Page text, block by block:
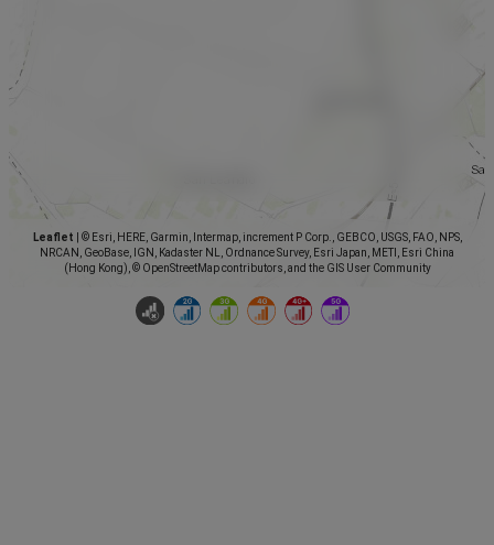
Leaflet
© Esri, HERE, Garmin, Intermap, increment P Corp., GEBCO, USGS, FAO, NPS,
NRCAN, GeoBase, IGN, Kadaster NL, Ordnance Survey, Esri Japan, METI, Esri China
(Hong Kong), © OpenStreetMap contributors, and the GIS User Community